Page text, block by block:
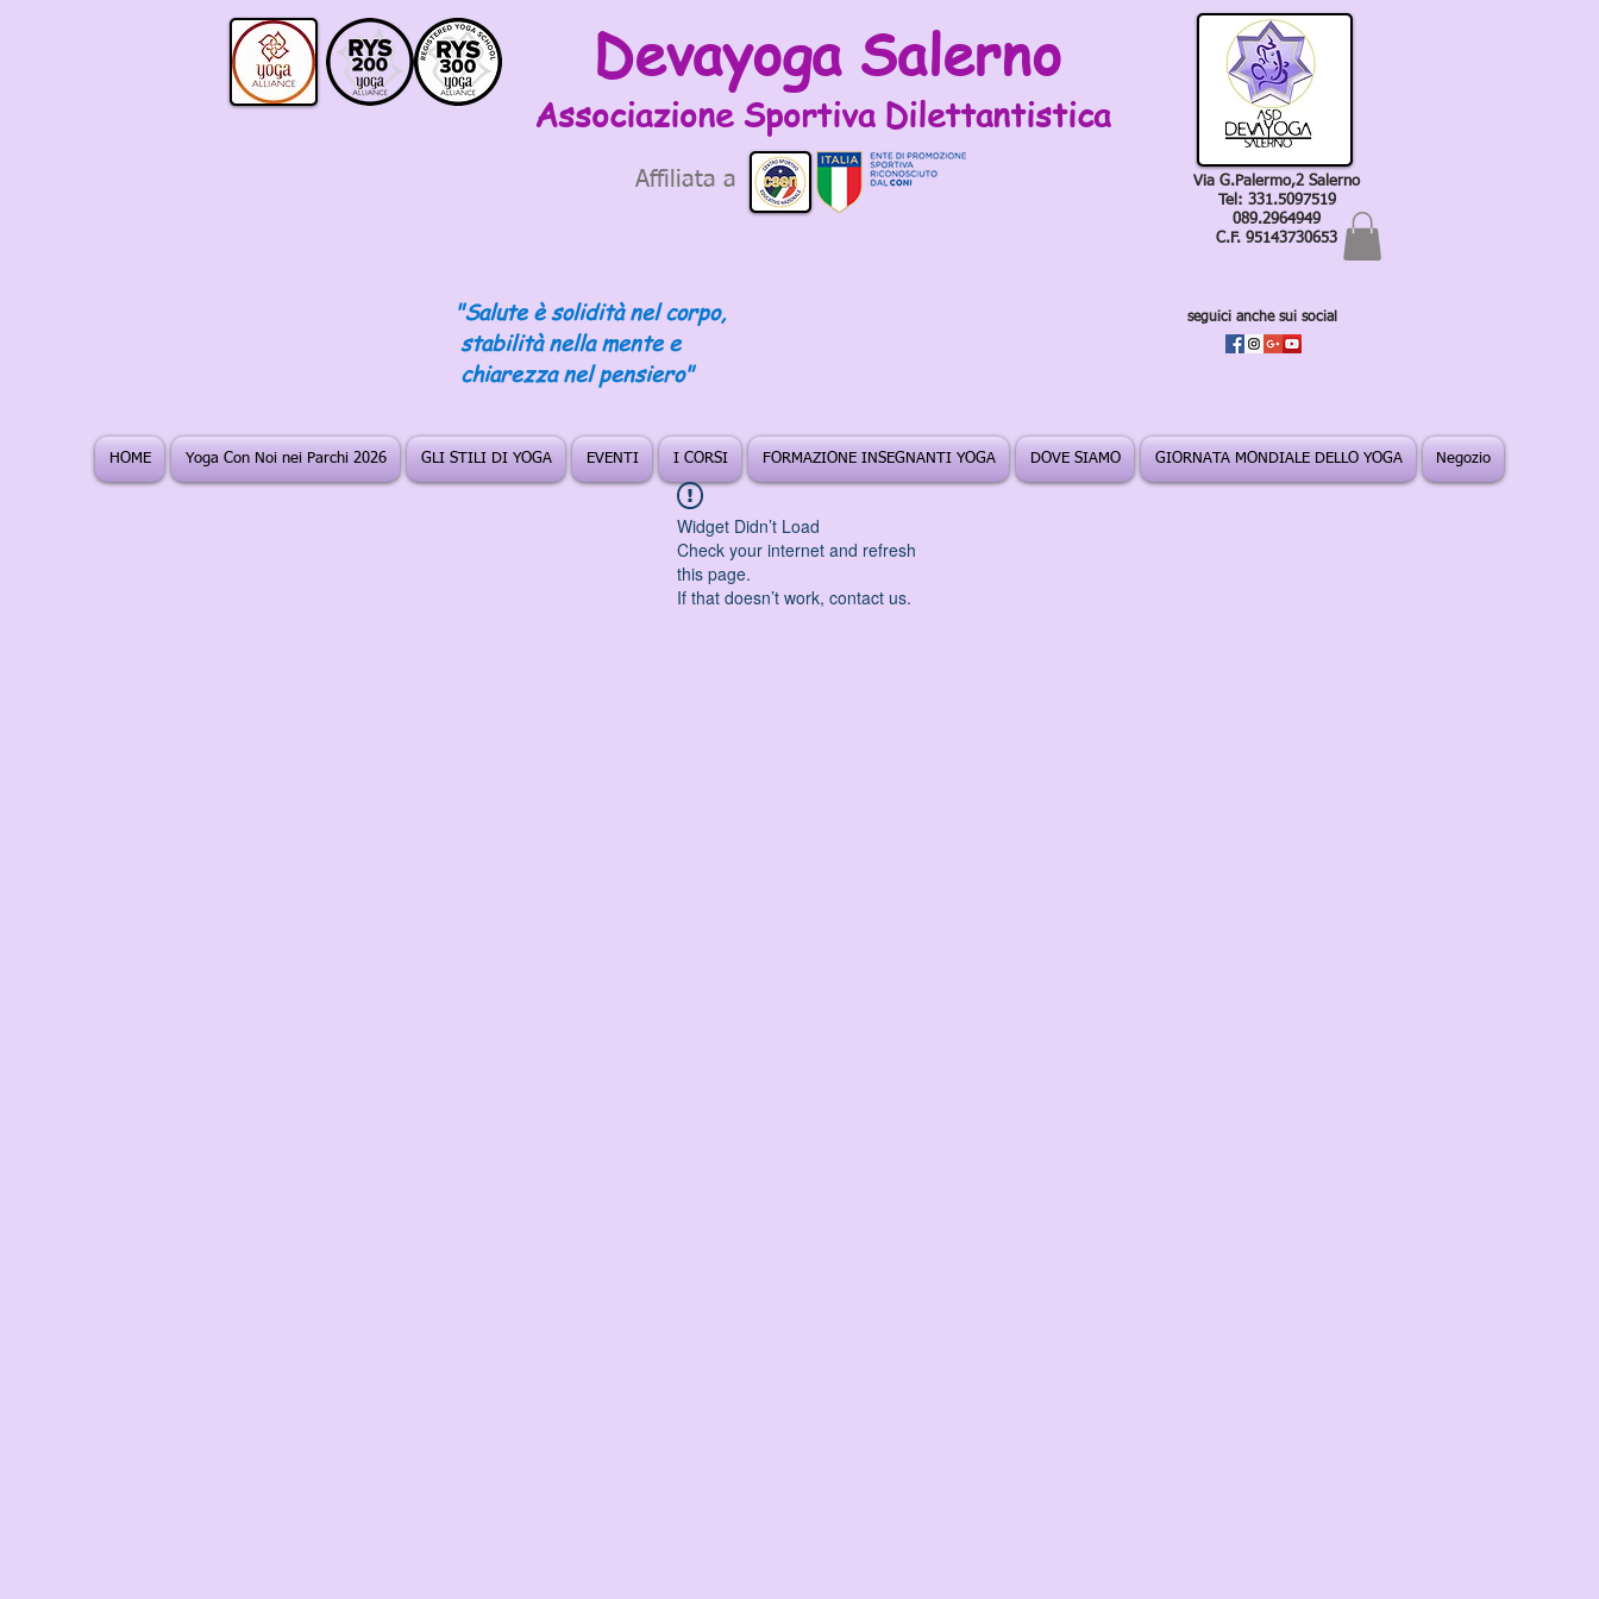
Devayoga Salerno
Associazione Sportiva Dilettantistica
Affiliata a
"Salute è solidità nel corpo,
stabilità nella mente e
chiarezza nel pensiero"
Via G.Palermo,2 Salerno
Tel: 331.5097519
089.2964949
C.F. 95143730653
seguici anche sui social
HOME Yoga Con Noi nei Parchi 2026 GLI STILI DI YOGA EVENTI I CORSI FORMAZIONE INSEGNANTI YOGA DOVE SIAMO GIORNATA MONDIALE DELLO YOGA Negozio
Widget Didn’t Load
Check your internet and refresh
this page.
If that doesn’t work, contact us.